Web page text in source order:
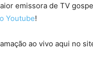
emissora de TV
Youtube!
ao vivo aqui no